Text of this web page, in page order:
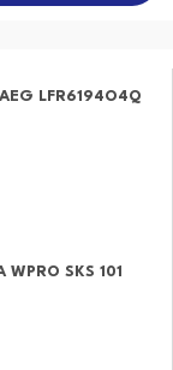
LFR6194O4Q
SKS 101